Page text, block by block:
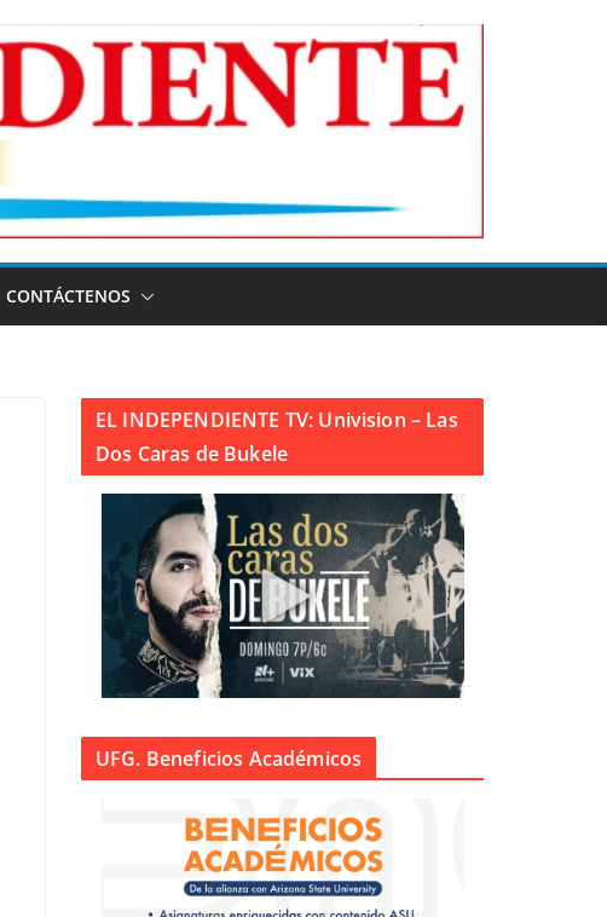
CONTÁCTENOS
EL INDEPENDIENTE TV: Univision – Las
Dos Caras de Bukele
UFG. Beneficios Académicos